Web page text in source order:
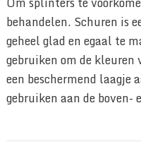
behandelen. Schuren is
geheel glad en egaal te
gebruiken om de kleuren
een beschermend laagje
gebruiken aan de